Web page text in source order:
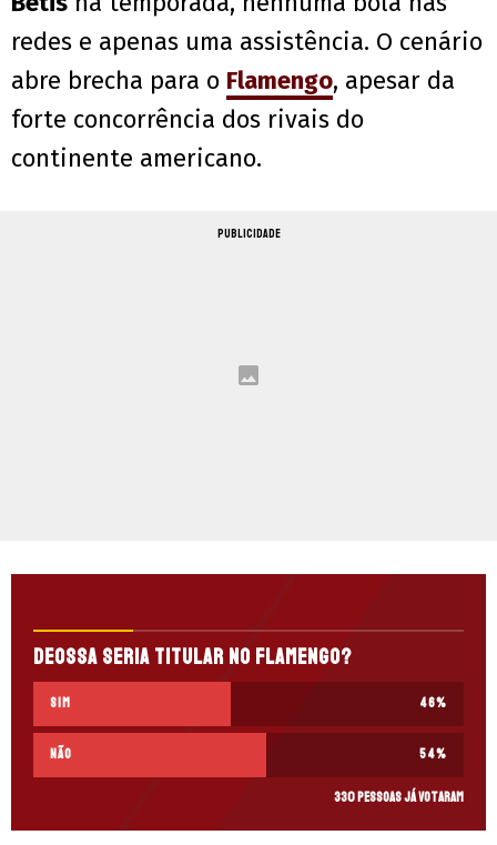
redes e apenas uma assistência. O cenário
abre brecha para o Flamengo, apesar da
forte concorrência dos rivais do
continente americano.
PUBLICIDADE
Deossa seria titular no Flamengo?
Sim 46%
Não 54%
330 pessoas já votaram